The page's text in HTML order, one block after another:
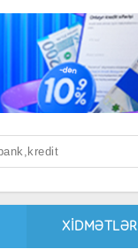
XIDMƏTLƏR